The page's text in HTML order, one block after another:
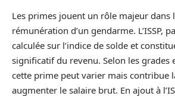
Les primes jouent un rôle majeur dans
rémunération d’un gendarme. L’ISSP,
calculée sur l’indice de solde et
significatif du revenu. Selon les grades
cette prime peut varier mais contribue
augmenter le salaire brut. En ajout à